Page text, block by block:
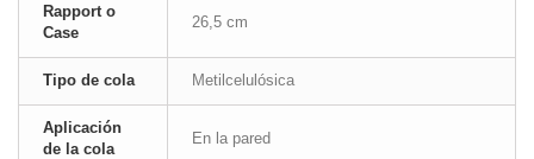
Rapport o
Case
26,5 cm
Tipo de cola Metilcelulósica
Aplicación
de la cola
En la pared